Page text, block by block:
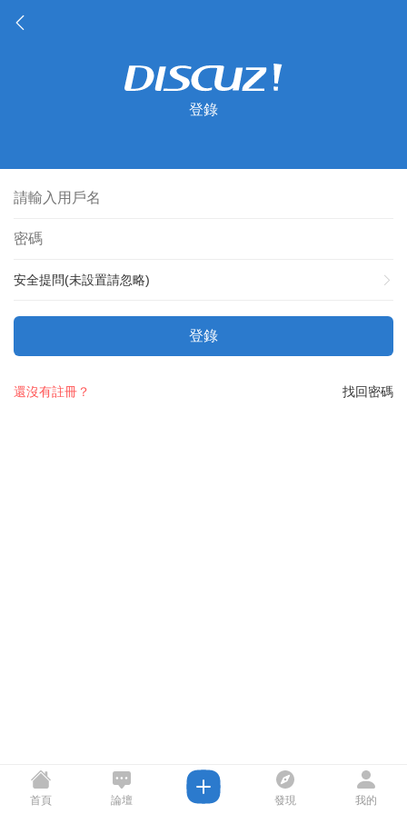
登錄
安全提問(未設置請忽略)
登錄
找回密碼
還沒有註冊？
首頁 論壇 發現 我的